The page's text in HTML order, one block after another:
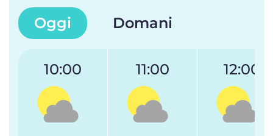
Oggi Domani
10:00 11:00 12:00